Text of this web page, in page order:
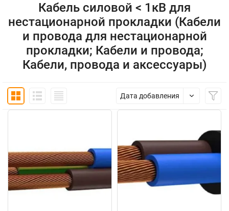
Кабель силовой < 1кВ для
нестационарной прокладки (Кабели
и провода для нестационарной
прокладки; Кабели и провода;
Кабели, провода и аксессуары)
Дата добавления